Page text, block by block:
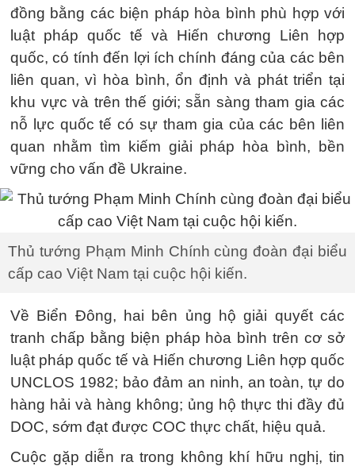
đồng bằng các biện pháp hòa bình phù hợp với
luật pháp quốc tế và Hiến chương Liên hợp
quốc, có tính đến lợi ích chính đáng của các bên
liên quan, vì hòa bình, ổn định và phát triển tại
khu vực và trên thế giới; sẵn sàng tham gia các
nỗ lực quốc tế có sự tham gia của các bên liên
quan nhằm tìm kiếm giải pháp hòa bình, bền
vững cho vấn đề Ukraine.
Thủ tướng Phạm Minh Chính cùng đoàn đại biểu
cấp cao Việt Nam tại cuộc hội kiến.
Về Biển Đông, hai bên ủng hộ giải quyết các
tranh chấp bằng biện pháp hòa bình trên cơ sở
luật pháp quốc tế và Hiến chương Liên hợp quốc
UNCLOS 1982; bảo đảm an ninh, an toàn, tự do
hàng hải và hàng không; ủng hộ thực thi đầy đủ
DOC, sớm đạt được COC thực chất, hiệu quả.
Cuộc gặp diễn ra trong không khí hữu nghị, tin